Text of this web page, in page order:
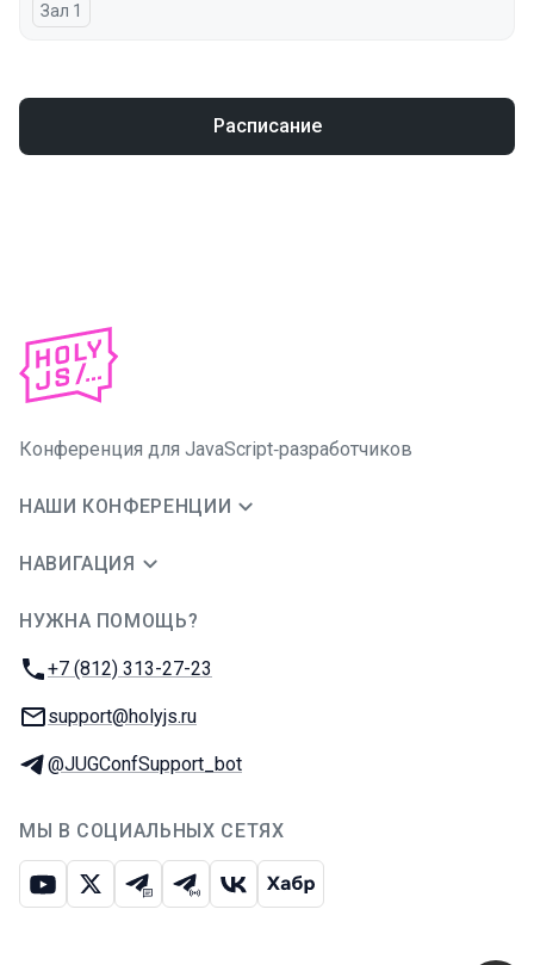
Зал 1
Расписание
Конференция для JavaScript‑разработчиков
НАШИ КОНФЕРЕНЦИИ
НАВИГАЦИЯ
НУЖНА ПОМОЩЬ?
Телефон:
+7 (812) 313-27-23
E-mail:
support@holyjs.ru
Телеграм:
@JUGConfSupport_bot
МЫ В СОЦИАЛЬНЫХ СЕТЯХ
ЮтубИкс Телеграм-чат
Телеграм-канал
ВКонтакте
Хабр